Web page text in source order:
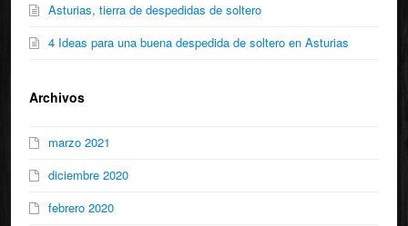
Asturias, tierra de despedidas de soltero
4 Ideas para una buena despedida de soltero en Asturias
Archivos
marzo 2021
diciembre 2020
febrero 2020